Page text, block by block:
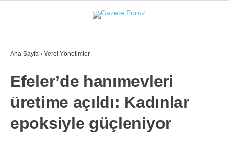
YEREL YÖNETIMLER
GÜNCEL
EKONOMI
Ana Sayfa › Yerel Yönetimler
Efeler’de hanımevleri
üretime açıldı: Kadınlar
epoksiyle güçleniyor